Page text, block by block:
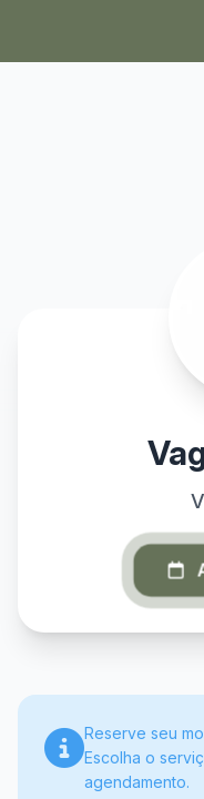
Reserve seu
Escolha o
agendamento.